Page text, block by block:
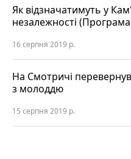
Як відзначатимуть у
незалежності
16 серпня 2019 р.
На Смотричі
з молоддю
15 серпня 2019 р.